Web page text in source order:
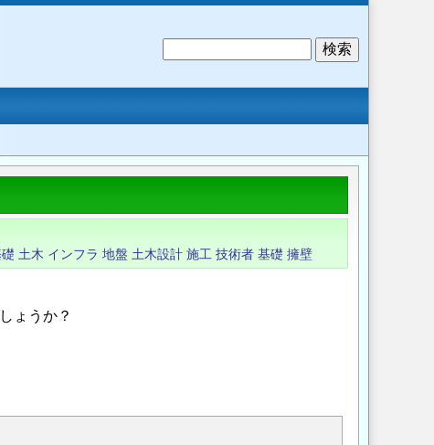
土木 インフラ 地盤 土木設計 施工 技術者 基礎 擁壁
ょうか？